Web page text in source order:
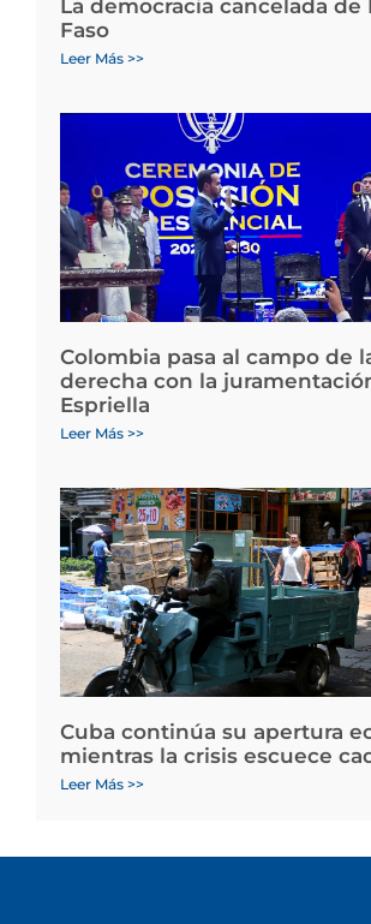
La democracia cancelada de
Faso
Leer Más >>
Colombia pasa al campo de
derecha con la
Espriella
Leer Más >>
Cuba continúa su apertura
mientras la crisis escuece
Leer Más >>